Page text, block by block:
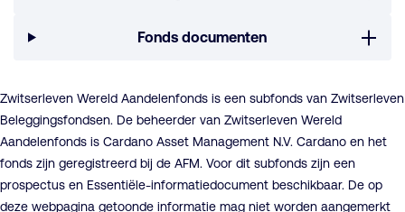
Fonds documenten
Zwitserleven Wereld Aandelenfonds is een subfonds van Zwitserleven
Beleggingsfondsen. De beheerder van Zwitserleven Wereld
Aandelenfonds is Cardano Asset Management N.V. Cardano en het
fonds zijn geregistreerd bij de AFM. Voor dit subfonds zijn een
prospectus en Essentiële-informatiedocument beschikbaar. De op
deze webpagina getoonde informatie mag niet worden aangemerkt